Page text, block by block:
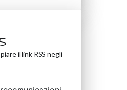
il link RSS negli